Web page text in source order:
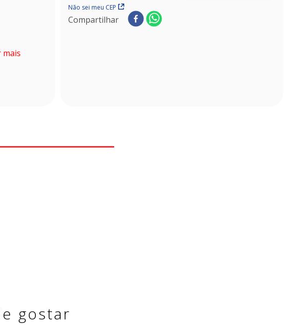
mais
Não sei meu CEP
Compartilhar
gostar